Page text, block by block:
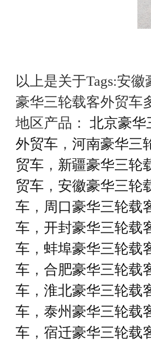
以上是关于Tags:安
豪华三轮载客外贸车
地区产品： 北京豪华
外贸车 ， 河南豪华三
贸车 ， 新疆豪华三轮
贸车 ， 安徽豪华三轮
车 ， 周口豪华三轮载
车 ， 开封豪华三轮载
车 ， 蚌埠豪华三轮载
车 ， 合肥豪华三轮载
车 ， 淮北豪华三轮载
车 ， 泰州豪华三轮载
车 ， 宿迁豪华三轮载